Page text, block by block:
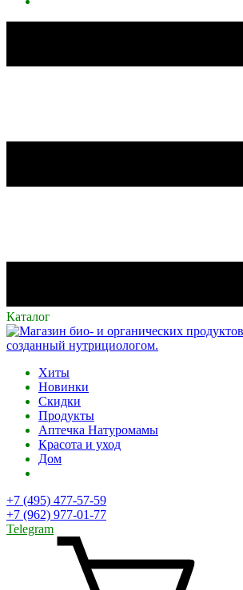
Каталог
Хиты
Новинки
Скидки
Продукты
Аптечка Натуромамы
Красота и уход
Дом
+7 (495) 477-57-59
+7 (962) 977-01-77
Telegram